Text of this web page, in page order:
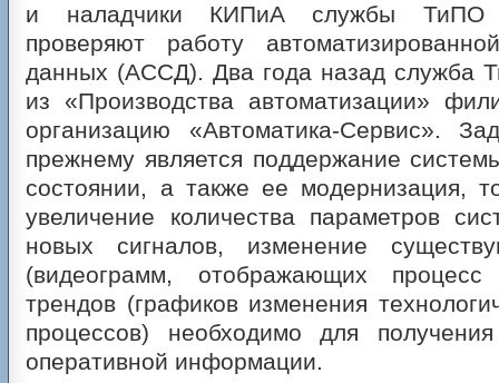
и наладчики КИПиА службы ТиПО
проверяют работу
данных (АССД). Два года назад служба
из «Производства автоматизации»
организацию «Автоматика-Сервис».
прежнему является поддержание
состоянии, а также ее модернизация,
увеличение количества параметров
новых сигналов, изменение
(видеограмм, отображающих процесс
трендов (графиков изменения
процессов) необходимо для
оперативной информации.